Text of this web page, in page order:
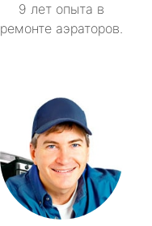
9 лет опыта в
ремонте аэраторов.